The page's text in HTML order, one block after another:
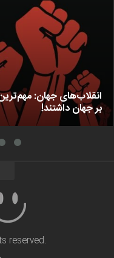
انقلاب‌های جهان:
بر جهان داشتند!
reserved.